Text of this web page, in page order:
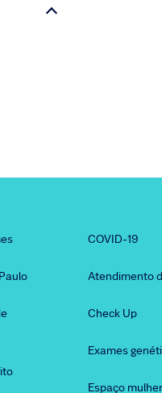
COVID-19
Atendimento
Check Up
Exames
Espaço mulher